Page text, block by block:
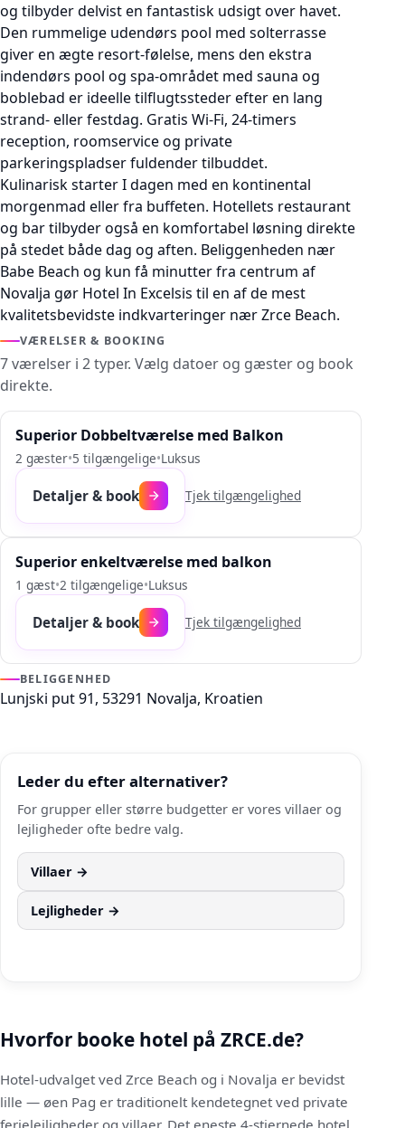
og tilbyder delvist en fantastisk udsigt over havet.
Den rummelige udendørs pool med solterrasse
giver en ægte resort-følelse, mens den ekstra
indendørs pool og spa-området med sauna og
boblebad er ideelle tilflugtssteder efter en lang
strand- eller festdag. Gratis Wi-Fi, 24-timers
reception, roomservice og private
parkeringspladser fuldender tilbuddet.
Kulinarisk starter I dagen med en kontinental
morgenmad eller fra buffeten. Hotellets restaurant
og bar tilbyder også en komfortabel løsning direkte
på stedet både dag og aften. Beliggenheden nær
Babe Beach og kun få minutter fra centrum af
Novalja gør Hotel In Excelsis til en af de mest
kvalitetsbevidste indkvarteringer nær Zrce Beach.
VÆRELSER & BOOKING
7 værelser i 2 typer. Vælg datoer og gæster og book
direkte.
Superior Dobbeltværelse med Balkon
2 gæster•5 tilgængelige•Luksus
Detaljer & book Tjek tilgængelighed
Superior enkeltværelse med balkon
1 gæst•2 tilgængelige•Luksus
Detaljer & book Tjek tilgængelighed
BELIGGENHED
Lunjski put 91, 53291 Novalja, Kroatien
Leder du efter alternativer?
For grupper eller større budgetter er vores villaer og
lejligheder ofte bedre valg.
Villaer →
Lejligheder →
Hvorfor booke hotel på ZRCE.de?
Hotel-udvalget ved Zrce Beach og i Novalja er bevidst
lille — øen Pag er traditionelt kendetegnet ved private
ferielejligheder og villaer. Det eneste 4-stjernede hotel